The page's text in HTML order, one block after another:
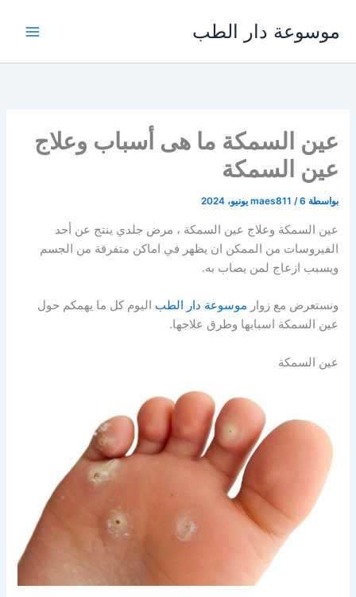
المحتوى
موسوعة دار الطب
عين السمكة ما هى أسباب وعلاج
عين السمكة
بواسطة maes811 /6 يونيو، 2024
عين السمكة وعلاج عين السمكة ، مرض جلدي ينتج عن أحد
الفيروسات من الممكن ان يظهر في اماكن متفرقة من الجسم
ويسبب ازعاج لمن يصاب به.
ونستعرض مع زوار موسوعة دار الطب اليوم كل ما يهمكم حول
عين السمكة اسبابها وطرق علاجها.
عين السمكة